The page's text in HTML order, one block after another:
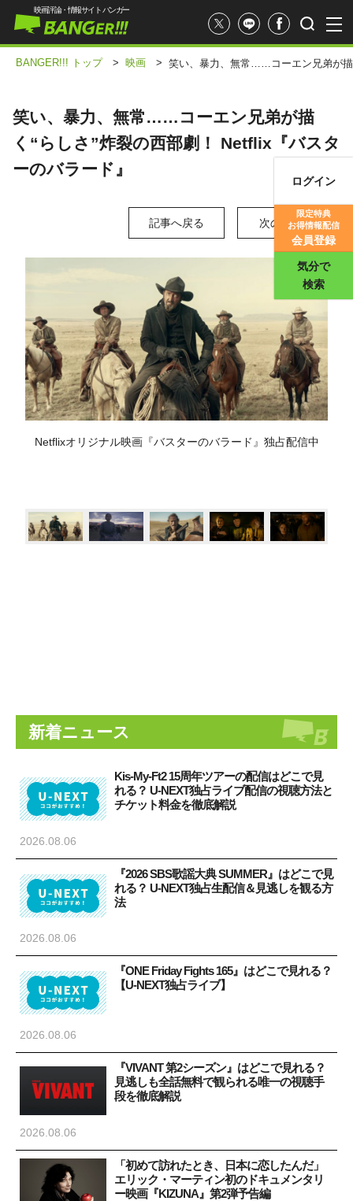
映画評価
映画評論・情報サイト バンガー
ログイン
限定特典
お得情報配信
会員登録
気分で
検索
BANGER!!! トップ > 映画 > 笑い、暴力、無常……コーエン兄弟が描
笑い、暴力、無常……コーエン兄弟が描
く“らしさ”炸裂の西部劇！ Netflix『バスタ
ーのバラード』
記事へ戻る 次の写真 >
Netflixオリジナル映画『バスターのバラード』独占配信中
新着ニュース
Kis-My-Ft2 15周年ツアーの配信はどこで見
れる？ U-NEXT独占ライブ配信の視聴方法と
チケット料金を徹底解説
2026.08.06
『2026 SBS歌謡大典 SUMMER』はどこで見
れる？ U-NEXT独占生配信＆見逃しを観る方
法
2026.08.06
『ONE Friday Fights 165』はどこで見れる？
【U-NEXT独占ライブ】
2026.08.06
『VIVANT 第2シーズン』はどこで見れる？
見逃しも全話無料で観られる唯一の視聴手
段を徹底解説
2026.08.06
「初めて訪れたとき、日本に恋したんだ」
エリック・マーティン初のドキュメンタリ
ー映画『KIZUNA』第2弾予告編